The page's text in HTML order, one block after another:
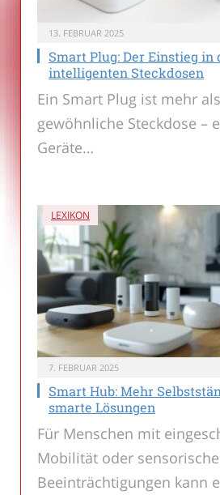
13. FEBRUAR 2025
Smart Plug: Der Einstieg in
intelligenten Steckdosen
Ein Smart Plug ist mehr
gewöhnliche Steckdose –
Geräte…
LEXIKON
7. FEBRUAR 2025
Smart Hub: Mehr
smarte Lösungen
Für Menschen mit
Mobilität oder
Beeinträchtigungen kann